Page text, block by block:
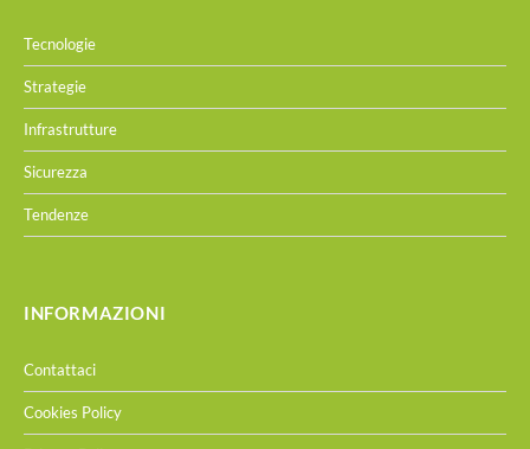
Tecnologie
Strategie
Infrastrutture
Sicurezza
Tendenze
INFORMAZIONI
Contattaci
Cookies Policy